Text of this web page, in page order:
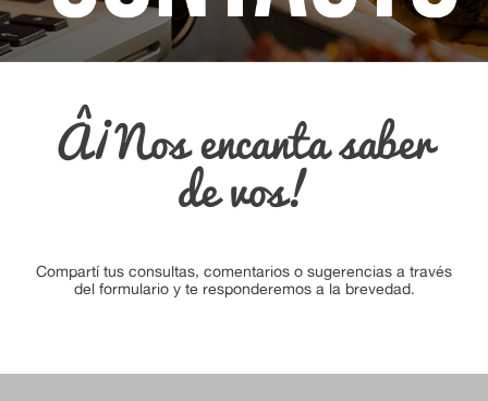
Â¡Nos encanta saber
de vos!
Compartí tus consultas, comentarios o sugerencias a través
del formulario y te responderemos a la brevedad.